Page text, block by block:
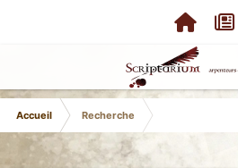
Accueil Recherche